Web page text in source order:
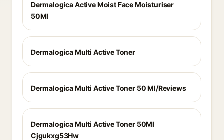
Dermalogica Active Moist Face Moisturiser
50Ml
Dermalogica Multi Active Toner
Dermalogica Multi Active Toner 50 Ml/Reviews
Dermalogica Multi Active Toner 50Ml
Cjgukxg53Hw